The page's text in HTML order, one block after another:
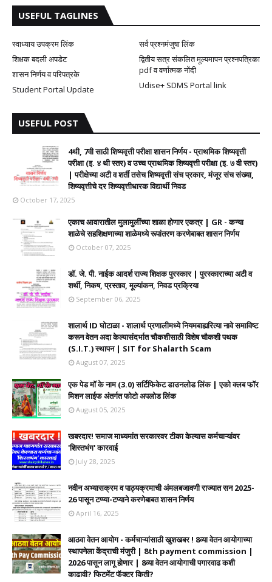
USEFUL TAGLINES
स्वाध्याय उपक्रम लिंक
सर्व प्रश्नमंजुषा लिंक
शिक्षक बदली अपडेट
द्वितीय सत्र संकलित मूल्यमापन प्रश्नपत्रिका
pdf व वर्णात्मक नोंदी
शासन निर्णय व परिपत्रके
Udise+ SDMS Portal link
Student Portal Update
USEFUL POST
4थी, 7वी साठी शिष्यवृत्ती परीक्षा शासन निर्णय - प्राथमिक शिष्यवृत्ती
परीक्षा (इ. ४ थी स्तर) व उच्च प्राथमिक शिष्यवृत्ती परीक्षा (इ. ७ वी स्तर)
| परीक्षेच्या अटी व शर्ती तसेच शिष्यवृत्ती संच प्रकार, मंजूर संच संख्या,
शिष्यवृत्तीचे दर शिष्यवृत्तीधारक विद्यार्थी निवड
October 17, 2025
एकाच आवारातील मुलामुलींच्या शाळा होणार एकत्र | GR - कन्या
शाळेचे सहशिक्षणाच्या शाळेमध्ये रूपांतरण करणेबाबत शासन निर्णय
October 07, 2025
डॉ. जे. पी. नाईक आदर्श राज्य शिक्षक पुरस्कार | पुरस्काराच्या अटी व
शर्थी, निकष, प्रस्ताव, मूल्यांकन, निवड प्रक्रिया
September 06, 2025
शालार्थ ID घोटाळा - शालार्थ प्रणालीमध्ये नियमबाह्यरित्या नावे समाविष्ट
करून वेतन अदा केल्यासंदर्भात चौकशीसाठी विशेष चौकशी पथक
(S.I.T.) स्थापन | SIT for Shalarth Scam
August 07, 2025
एक पेड मॉ के नाम (3.0) सर्टिफिकेट डाउनलोड लिंक | एको क्लब फॉर
मिशन लाईफ अंतर्गत फोटो अपलोड लिंक
August 05, 2025
खबरदार! समाज माध्यमांत सरकारवर टीका केल्यास कर्मचाऱ्यांवर
'शिस्तभंग' कारवाई
July 28, 2025
नवीन अभ्यासक्रम व पाठ्यक्रमाची अंमलबजावणी राज्यात सन 2025-
26 पासून टप्प्या-टप्याने करणेबाबत शासन निर्णय
April 16, 2025
आठवा वेतन आयोग - कर्मचाऱ्यांसाठी खुशखबर ! 8व्या वेतन आयोगाच्या
स्थापनेला केंद्राची मंजुरी | 8th payment commission |
2026 पासून लागू होणार | 8व्या वेतन आयोगाची पगारवाढ कशी
काढावी? फिटमेंट फॅक्टर किती?